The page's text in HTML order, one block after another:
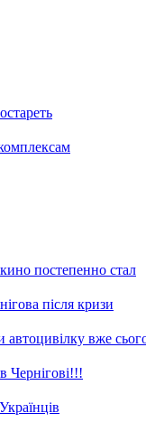
постепенно стал
після кризи
вже
Чернігові!!!